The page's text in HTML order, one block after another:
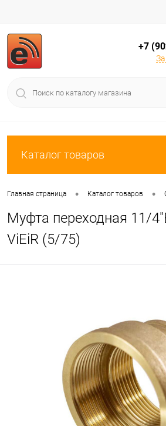
+7
Каталог товаров
Главная страница • Каталог товаров •
Муфта переходная 11/
ViEiR (5/75)